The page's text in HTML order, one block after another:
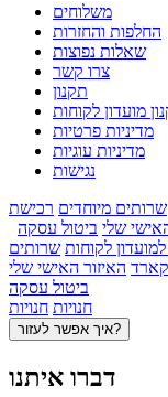
משלוחים
החלפות והחזרות
שאלות נפוצות
צרו קשר
תקנון
מועדון לקוחות
מדיניות פרטיות
מדיניות עוגיות
נגישות
שרותים מיוחדים רכישת
שלי ביטול עסקה
לקוחות שרותים
האיזור האישי שלי
ביטול עסקה
חנויות חנויות
איך אפשר לעזור?
דברו איתנו